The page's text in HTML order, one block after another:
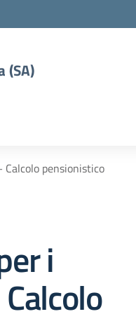
(SA)
pensionistico
i